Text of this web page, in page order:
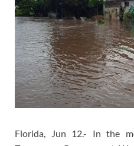
Florida, Jun 12.- In the